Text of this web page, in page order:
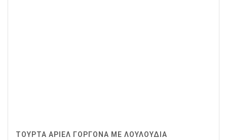
ΤΟΥΡΤΑ ΑΡΙΕΛ ΓΟΡΓΟΝΑ ΜΕ ΛΟΥΛΟΥΔΙΑ